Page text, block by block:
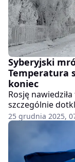
Syberyjski
Temperatura
koniec
Rosję
szczególnie
najzimniejszych
wschodniej
termometry
a prognozy
warunków
25 grudnia 2025,